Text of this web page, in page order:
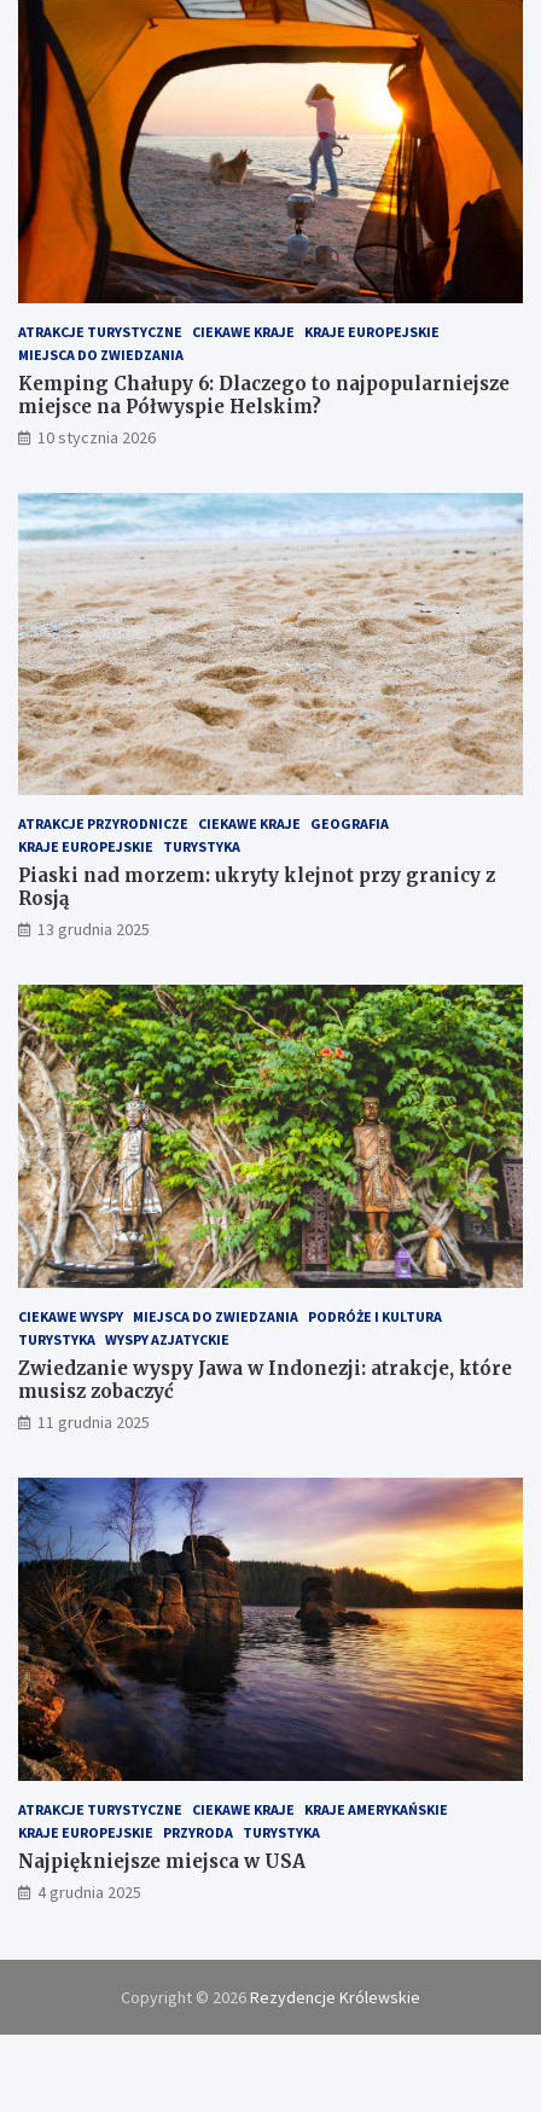
a
ł
u
p
D
l
a
c
e
g
o
t
o
n
j
p
o
p
u
l
a
r
n
i
e
j
s
z
e
m
i
e
j
s
e
n
a
P
ó
ł
w
y
s
p
i
e
H
e
s
k
i
m
?
m
o
r
z
m
u
k
y
y
k
l
e
j
n
t
p
r
z
y
g
r
a
n
i
c
y
z
R
o
s
j
ą
ATRAKCJE TURYSTYCZNE CIEKAWE KRAJE
KRAJE EUROPEJSKIE
MIEJSCA DO ZWIEDZANIA
Kemping Chałupy 6: Dlaczego to najpopularniejsze
miejsce na Półwyspie Helskim?
10 stycznia 2026
ATRAKCJE PRZYRODNICZE CIEKAWE KRAJE
GEOGRAFIA
KRAJE EUROPEJSKIE
TURYSTYKA
Piaski nad morzem: ukryty klejnot przy granicy z
Rosją
13 grudnia 2025
CIEKAWE WYSPY MIEJSCA DO ZWIEDZANIA PODRÓŻE I KULTURA
TURYSTYKA WYSPY AZJATYCKIE
Zwiedzanie wyspy Jawa w Indonezji: atrakcje, które
musisz zobaczyć
11 grudnia 2025
ATRAKCJE TURYSTYCZNE CIEKAWE KRAJE
KRAJE AMERYKAŃSKIE
KRAJE EUROPEJSKIE
PRZYRODA TURYSTYKA
Najpiękniejsze miejsca w USA
4 grudnia 2025
Copyright © 2026Rezydencje Królewskie